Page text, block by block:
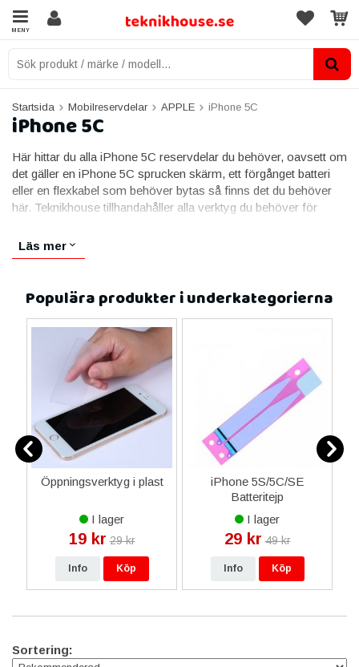
MENY
Startsida Mobilreservdelar APPLE iPhone 5C
iPhone 5C
Här hittar du alla iPhone 5C reservdelar du behöver, oavsett om
det gäller en iPhone 5C sprucken skärm, ett förgånget batteri
eller en flexkabel som behöver bytas så finns det du behöver
här. Teknikhouse tillhandahåller alla verktyg du behöver för
5C fungerar precis så bra som den ska.
svåra att hitta. Behöver du installera en ny skärm till din iPhone
5C? Då har vi iPhone 5C kompletta skärmar som kommer med
alla förinstallerade delar du behöver för att bara enkelt fästa den
och köra i gång telefonen!
Läs mer
Populära produkter i underkategorierna
Öppningsverktyg i plast
I lager
19 kr 29 kr
Info Köp
iPhone 5S/5C/SE
Batteritejp
I lager
29 kr 49 kr
Info Köp
Sortering: